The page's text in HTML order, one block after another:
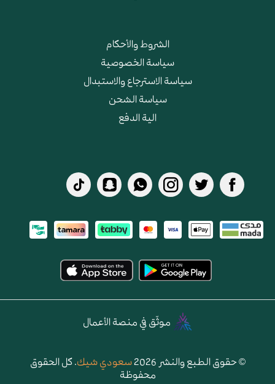
الشروط والأحكام
سياسة الخصوصية
سياسة الاسترجاع والاستبدال
سياسة الشحن
الية الدفع
موثّق في منصة الأعمال
© حقوق الطبع والنشر 2026 سعودي شيك. كل الحقوق
محفوظة